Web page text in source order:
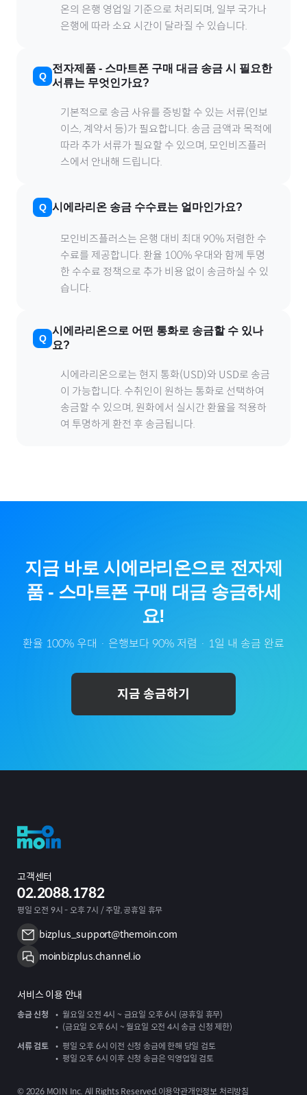
온의 은행 영업일 기준으로 처리되며, 일부 국가나
은행에 따라 소요 시간이 달라질 수 있습니다.
전자제품 - 스마트폰 구매 대금 송금 시 필요한
서류는 무엇인가요?
기본적으로 송금 사유를 증빙할 수 있는 서류(인보
이스, 계약서 등)가 필요합니다. 송금 금액과 목적에
따라 추가 서류가 필요할 수 있으며, 모인비즈플러
스에서 안내해 드립니다.
시에라리온 송금 수수료는 얼마인가요?
모인비즈플러스는 은행 대비 최대 90% 저렴한 수
수료를 제공합니다. 환율 100% 우대와 함께 투명
한 수수료 정책으로 추가 비용 없이 송금하실 수 있
습니다.
시에라리온으로 어떤 통화로 송금할 수 있나
요?
시에라리온으로는 현지 통화(USD)와 USD로 송금
이 가능합니다. 수취인이 원하는 통화로 선택하여
송금할 수 있으며, 원화에서 실시간 환율을 적용하
여 투명하게 환전 후 송금됩니다.
지금 바로 시에라리온으로 전자제
품- 스마트폰구매 대금 송금하세
요!
환율 100% 우대 · 은행보다 90% 저렴 · 1일 내 송금 완료
지금 송금하기
고객센터
02.2088.1782
평일 오전 9시 - 오후 7시 / 주말, 공휴일 휴무
bizplus_support@themoin.com
moinbizplus.channel.io
서비스 이용 안내
송금 신청
월요일 오전 4시 ~ 금요일 오후 6시 (공휴일 휴무)
(금요일 오후 6시 ~ 월요일 오전 4시 송금 신청 제한)
서류 검토
평일 오후 6시 이전 신청 송금에 한해 당일 검토
평일 오후 6시 이후 신청 송금은 익영업일 검토
© 2026MOIN Inc. All Rights Reserved.이용약관개인정보 처리방침